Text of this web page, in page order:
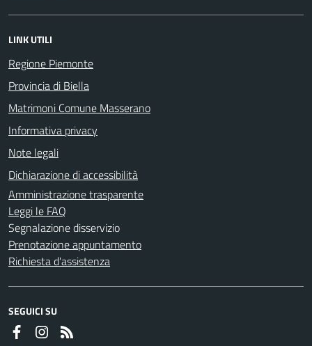
LINK UTILI
Regione Piemonte
Provincia di Biella
Matrimoni Comune Masserano
Informativa privacy
Note legali
Dichiarazione di accessibilità
Amministrazione trasparente
Leggi le FAQ
Segnalazione disservizio
Prenotazione appuntamento
Richiesta d'assistenza
SEGUICI SU